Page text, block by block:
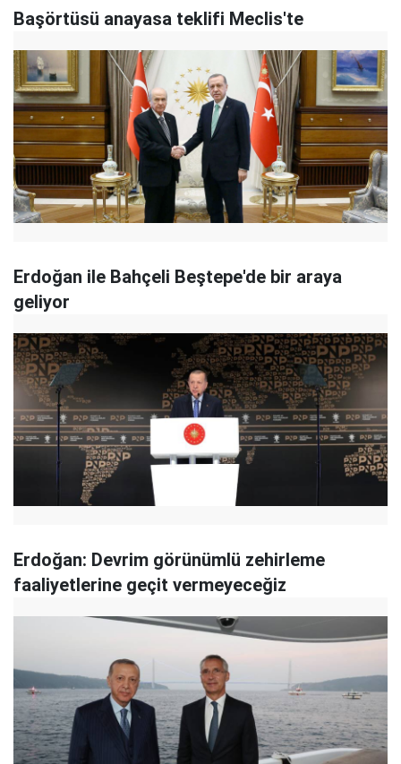
Başörtüsü anayasa teklifi Meclis'te
Erdoğan ile Bahçeli Beştepe'de bir araya
geliyor
Erdoğan: Devrim görünümlü zehirleme
faaliyetlerine geçit vermeyeceğiz